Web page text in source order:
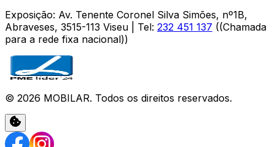
Exposição: Av. Tenente Coronel Silva Simões, nº1B,
Abraveses, 3515-113 Viseu | Tel: 232 451 137 ((Chamada
para a rede fixa nacional))
© 2026 MOBILAR. Todos os direitos reservados.